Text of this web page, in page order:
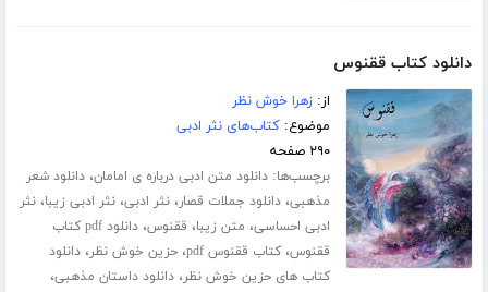
دانلود کتاب ققنوس
از:زهرا خوش نظر
موضوع:کتاب‌های نثر ادبی
۲۹۰ صفحه
برچسب‌ها:دانلود متن ادبی درباره ی امامان،دانلود شعر
مذهبی،دانلود جملات قصار،نثر ادبی،نثر ادبی زیبا،نثر
ادبی احساسی، متن زیبا، ققنوس،
دانلود pdf کتاب
ققنوس،کتاب ققنوس pdf ،حزین خوش نظر،دانلود
کتاب های حزین خوش نظر،دانلود داستان مذهبی،